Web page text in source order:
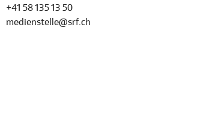
+41 58 135 13 50
medienstelle@srf.ch